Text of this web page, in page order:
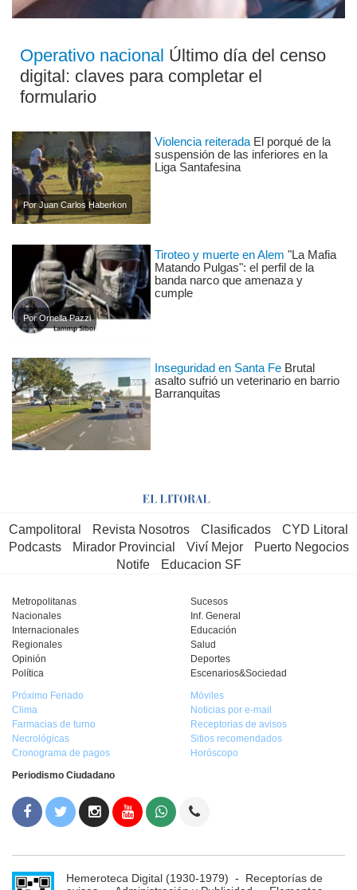
Operativo nacional Último día del censo
digital: claves para completar el
formulario
Por Juan Carlos Haberkon
Violencia reiteradaEl porqué de la
suspensión de las inferiores en la
Liga Santafesina
Por Ornella Pazzi
Tiroteo y muerte en Alem "La Mafia
Matando Pulgas": el perfil de la
banda narco que amenaza y
cumple
Inseguridad en Santa Fe Brutal
asalto sufrió un veterinario en barrio
Barranquitas
Campolitoral Revista Nosotros Clasificados
CYD Litoral
Podcasts
Mirador Provincial Viví Mejor
Puerto Negocios
Notife
Educacion SF
Metropolitanas
Nacionales
Internacionales
Regionales
Opinión
Política
Sucesos
Inf. General
Educación
Salud
Deportes
Escenarios&Sociedad
Próximo Feriado
Clima
Farmacias de turno
Necrológicas
Cronograma de pagos
Móviles
Noticias por e-mail
Receptorias de avisos
Sitios recomendados
Horóscopo
Periodismo Ciudadano
Hemeroteca Digital (1930-1979) - Receptorías de